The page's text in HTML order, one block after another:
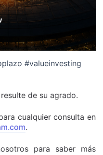
#valueinvesting
de su agrado.
cualquier consulta en
.
para saber más